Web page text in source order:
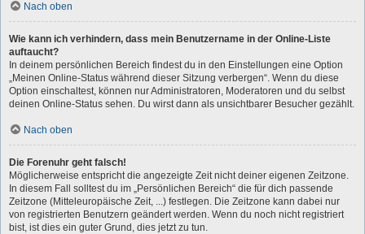
Nach oben
Wie kann ich verhindern, dass mein Benutzername in der Online-Liste
auftaucht?
In deinem persönlichen Bereich findest du in den Einstellungen eine Option
„Meinen Online-Status während dieser Sitzung verbergen“. Wenn du diese
Option einschaltest, können nur Administratoren, Moderatoren und du selbst
deinen Online-Status sehen. Du wirst dann als unsichtbarer Besucher gezählt.
Nach oben
Die Forenuhr geht falsch!
Möglicherweise entspricht die angezeigte Zeit nicht deiner eigenen Zeitzone.
In diesem Fall solltest du im „Persönlichen Bereich“ die für dich passende
Zeitzone (Mitteleuropäische Zeit, ...) festlegen. Die Zeitzone kann dabei nur
von registrierten Benutzern geändert werden. Wenn du noch nicht registriert
bist, ist dies ein guter Grund, dies jetzt zu tun.